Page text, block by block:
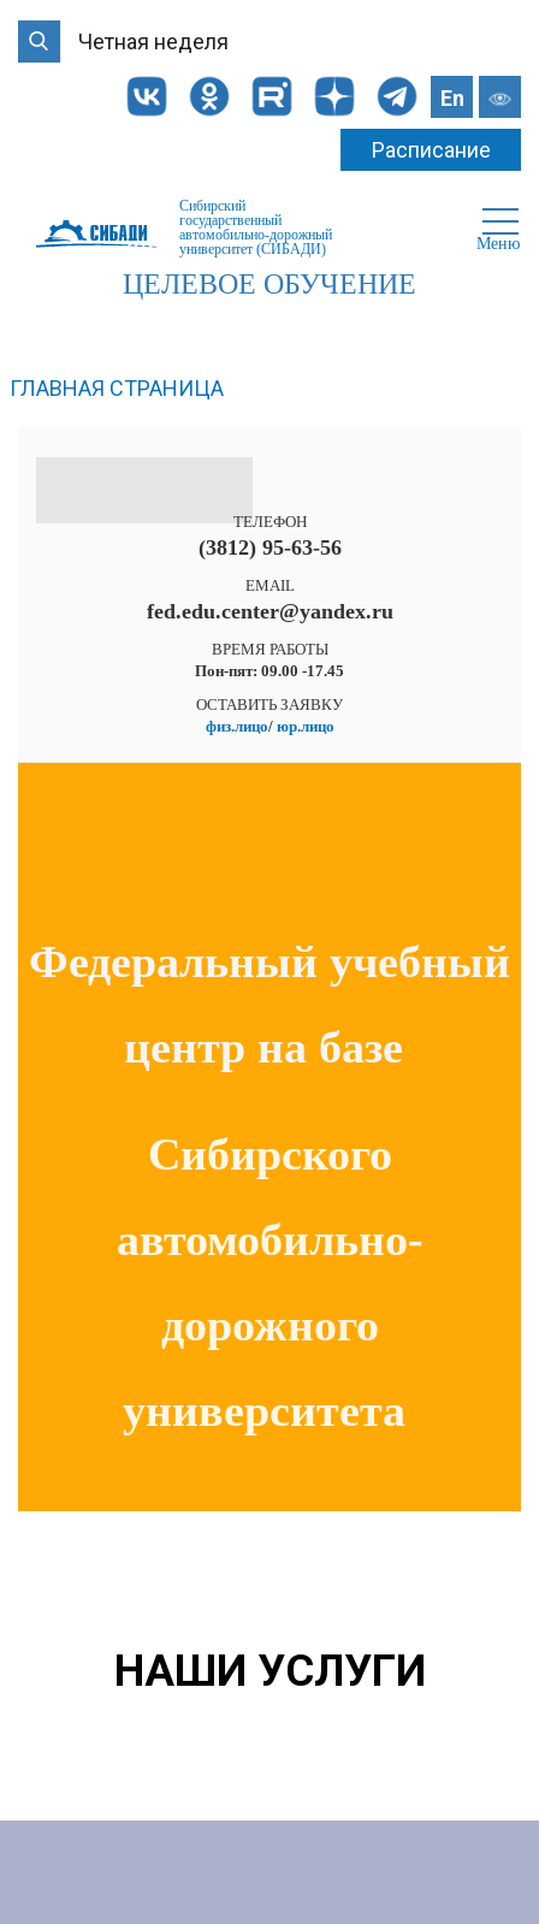
Четная неделя
En
Расписание
Сибирский
государственный
автомобильно-дорожный
университет (СИБАДИ)
Меню
ЦЕЛЕВОЕ ОБУЧЕНИЕ
ГЛАВНАЯ СТРАНИЦА
ТЕЛЕФОН
(3812) 95-63-56
EMAIL
fed.edu.center@yandex.ru
ВРЕМЯ РАБОТЫ
Пон-пят: 09.00 -17.45
ОСТАВИТЬ ЗАЯВКУ
физ.лицо/ юр.лицо
Федеральный учебный
центр на базе
Сибирского
автомобильно-
дорожного
университета
НАШИ УСЛУГИ